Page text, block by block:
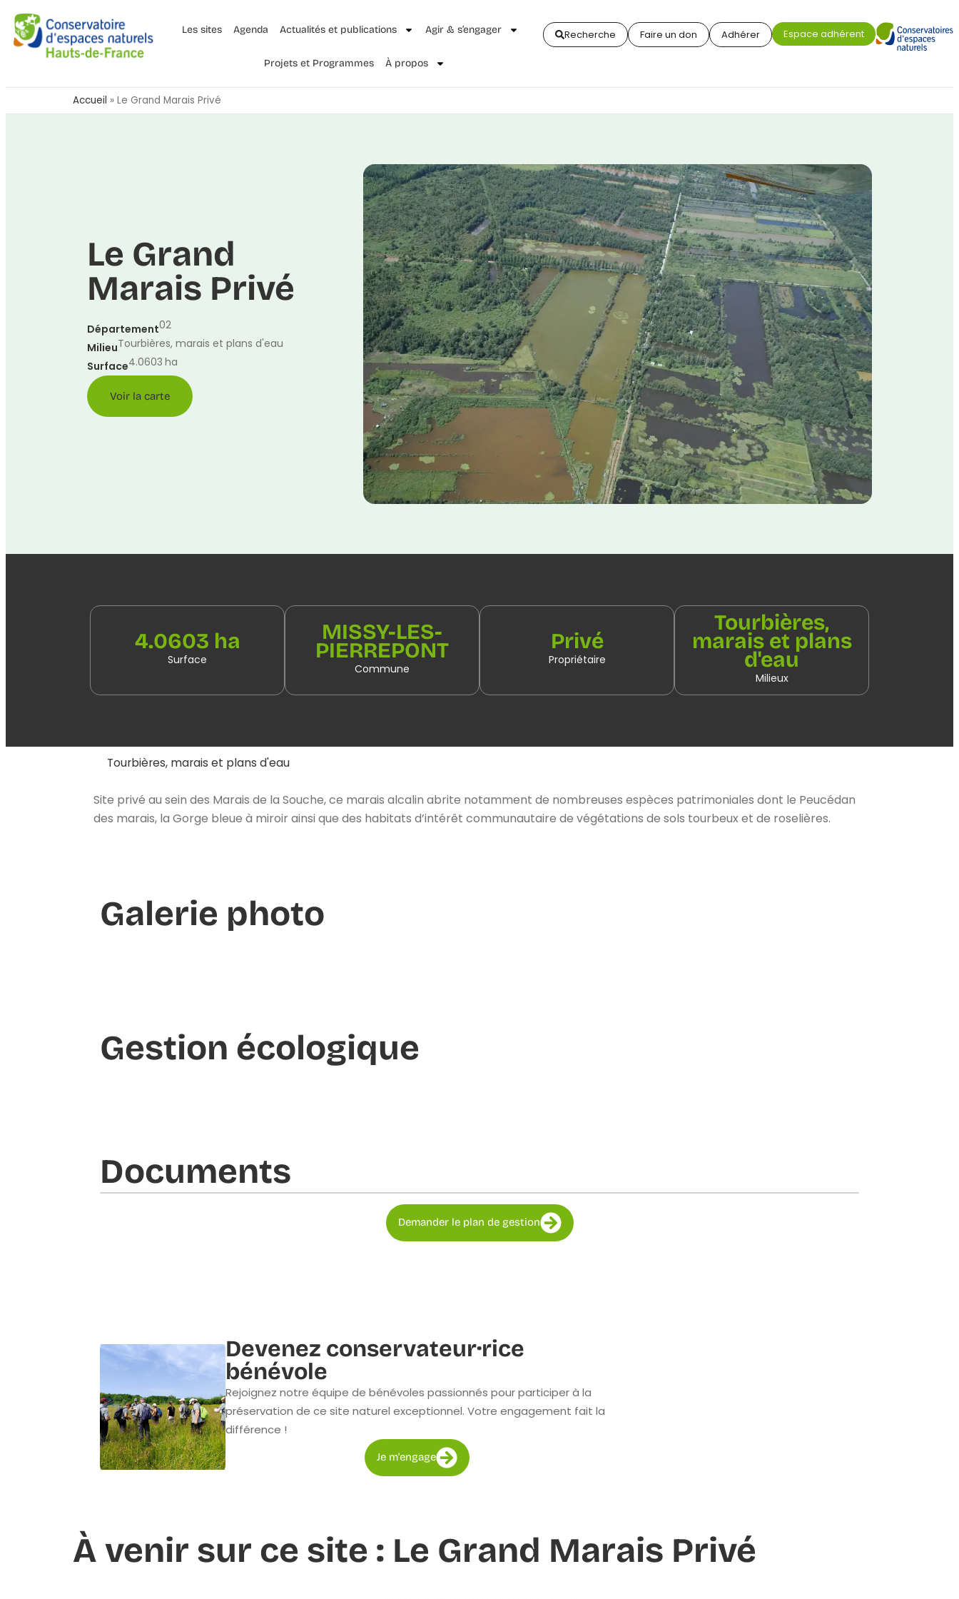
Les sites Agenda Actualités et publications Agir & s’engager
Projets et Programmes À propos
Recherche Faire un don Adhérer Espace adhérent
Accueil » Le Grand Marais Privé
Le Grand
Marais Privé
Département02
MilieuTourbières, marais et plans d'eau
Surface4.0603 ha
Voir la carte
4.0603 ha
Surface
MISSY-LES-
PIERREPONT
Commune
Privé
Propriétaire
Tourbières,
marais et plans
d'eau
Milieux
Tourbières, marais et plans d'eau
Site privé au sein des Marais de la Souche, ce marais alcalin abrite notamment de nombreuses espèces patrimoniales dont le Peucédan
des marais, la Gorge bleue à miroir ainsi que des habitats d’intérêt communautaire de végétations de sols tourbeux et de roselières.
Galerie photo
Gestion écologique
Documents​
Demander le plan de gestion
Devenez conservateur·rice
bénévole
Rejoignez notre équipe de bénévoles passionnés pour participer à la
préservation de ce site naturel exceptionnel. Votre engagement fait la
différence !
Je m'engage
À venir sur ce site : Le Grand Marais Privé